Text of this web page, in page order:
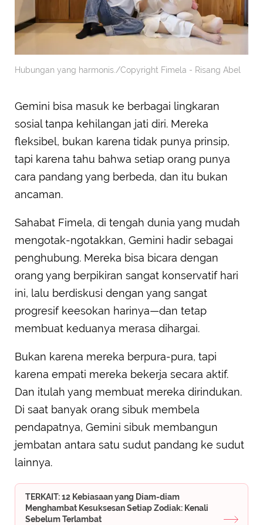
Hubungan yang harmonis./Copyright Fimela - Risang Abel
Gemini bisa masuk ke berbagai lingkaran
sosial tanpa kehilangan jati diri. Mereka
fleksibel, bukan karena tidak punya prinsip,
tapi karena tahu bahwa setiap orang punya
cara pandang yang berbeda, dan itu bukan
ancaman.
Sahabat Fimela, di tengah dunia yang mudah
mengotak-ngotakkan, Gemini hadir sebagai
penghubung. Mereka bisa bicara dengan
orang yang berpikiran sangat konservatif hari
ini, lalu berdiskusi dengan yang sangat
progresif keesokan harinya—dan tetap
membuat keduanya merasa dihargai.
Bukan karena mereka berpura-pura, tapi
karena empati mereka bekerja secara aktif.
Dan itulah yang membuat mereka dirindukan.
Di saat banyak orang sibuk membela
pendapatnya, Gemini sibuk membangun
jembatan antara satu sudut pandang ke sudut
lainnya.
TERKAIT: 12 Kebiasaan yang Diam-diam
Menghambat Kesuksesan Setiap Zodiak: Kenali
Sebelum Terlambat